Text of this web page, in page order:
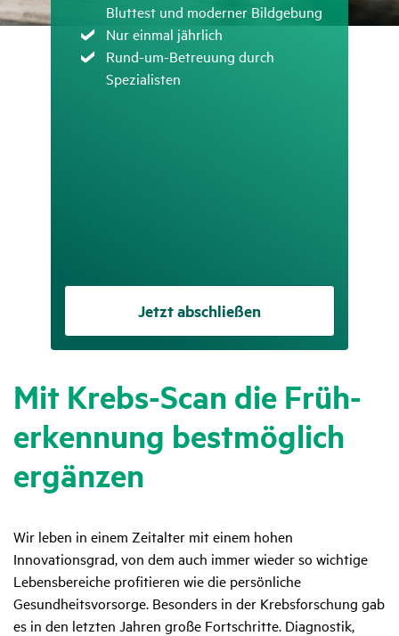
Bluttest und moderner Bildgebung
Zutreffend
Nur einmal jährlich
Zutreffend
Rund-um-Betreuung durch
Spezialisten
Jetzt abschließen
Mit Krebs-Scan die Früh­
er­ken­nung best­mög­lich
ergänzen
Wir leben in einem Zeitalter mit einem hohen
Innovationsgrad, von dem auch immer wieder so wichtige
Lebensbereiche profitieren wie die persönliche
Gesundheitsvorsorge. Besonders in der Krebsforschung gab
es in den letzten Jahren große Fortschritte. Diagnostik,